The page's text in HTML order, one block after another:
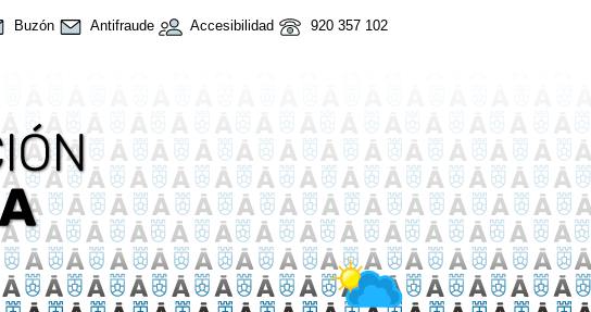
Buzón Antifraude Accesibilidad 920 357 102